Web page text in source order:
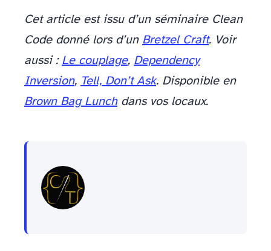
Cet article est issu d’un séminaire Clean
Code donné lors d’un Bretzel Craft. Voir
aussi : Le couplage, Dependency
Inversion, Tell, Don’t Ask. Disponible en
Brown Bag Lunchdans vos locaux.